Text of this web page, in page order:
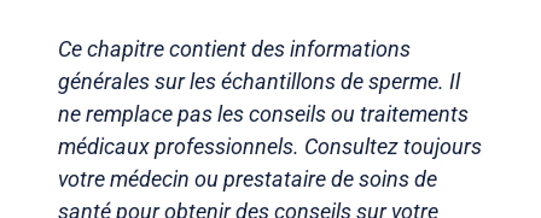
Ce chapitre contient des informations
générales sur les échantillons de sperme. Il
ne remplace pas les conseils ou traitements
médicaux professionnels. Consultez toujours
votre médecin ou prestataire de soins de
santé pour obtenir des conseils sur votre